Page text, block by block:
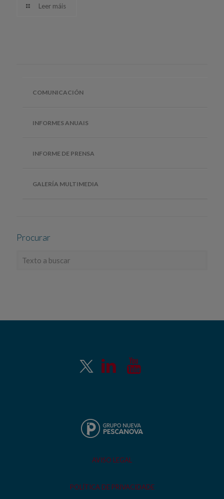
Leer máis
COMUNICACIÓN
INFORMES ANUAIS
INFORME DE PRENSA
GALERÍA MULTIMEDIA
Procurar
AVISO LEGAL
POLÍTICA DE PRIVACIDADE